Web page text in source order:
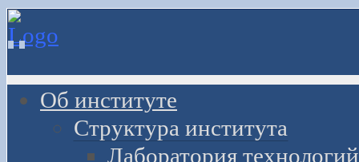
Об институте
Структура института
Лаборатория